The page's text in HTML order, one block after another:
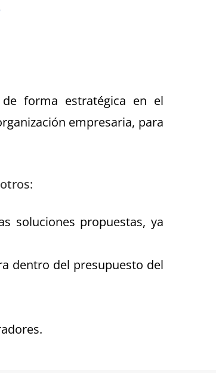
forma estratégica en el
empresaria, para
soluciones propuestas, ya
dentro del presupuesto del